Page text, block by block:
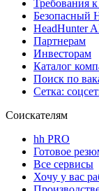
Требования
Безопасный
HeadHunter
Партнерам
Инвесторам
Каталог
Поиск по
Сетка:
Соискателям
hh PRO
Готовое
Все сервисы
Хочу у вас